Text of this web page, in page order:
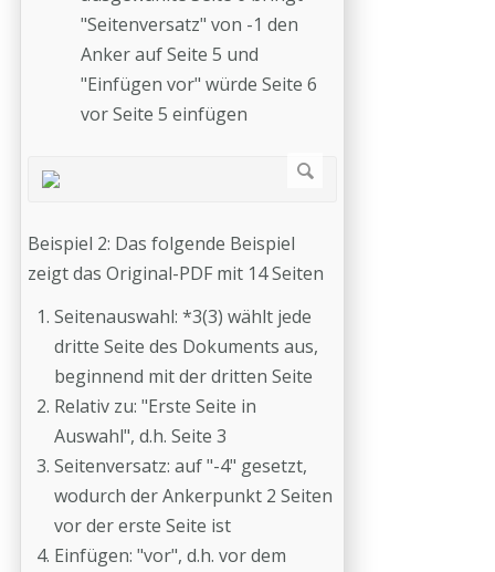
"Seitenversatz" von -1 den
Anker auf Seite 5 und
"Einfügen vor" würde Seite 6
vor Seite 5 einfügen
Beispiel 2: Das folgende Beispiel
zeigt das Original-PDF mit 14 Seiten
Seitenauswahl: *3(3) wählt jede
dritte Seite des Dokuments aus,
beginnend mit der dritten Seite
Relativ zu: "Erste Seite in
Auswahl", d.h. Seite 3
Seitenversatz: auf "-4" gesetzt,
wodurch der Ankerpunkt 2 Seiten
vor der erste Seite ist
Einfügen: "vor", d.h. vor dem